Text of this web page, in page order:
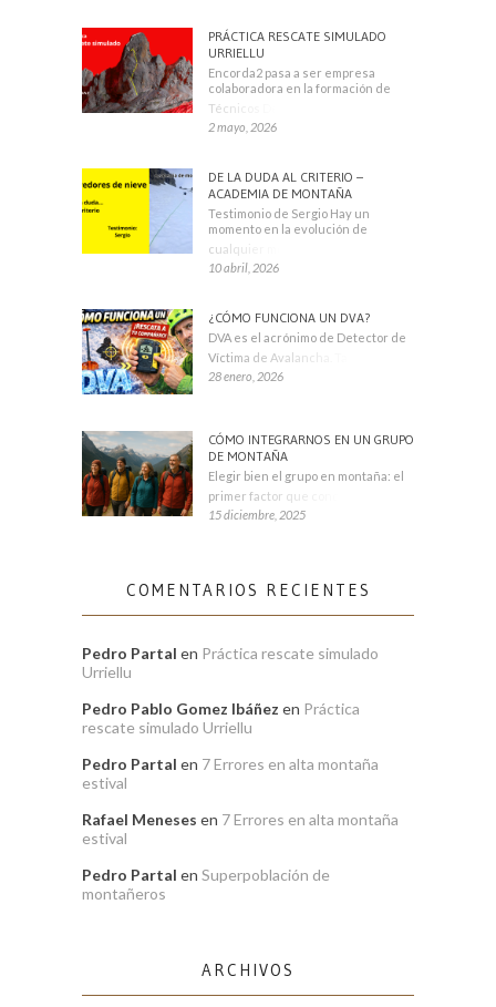
PRÁCTICA RESCATE SIMULADO
URRIELLU
Encorda2 pasa a ser empresa
colaboradora en la formación de
Técnicos Deportivos
2 mayo, 2026
DE LA DUDA AL CRITERIO –
ACADEMIA DE MONTAÑA
Testimonio de Sergio Hay un
momento en la evolución de
cualquier montañero
10 abril, 2026
¿CÓMO FUNCIONA UN DVA?
DVA es el acrónimo de Detector de
Víctima de Avalancha. También se
28 enero, 2026
CÓMO INTEGRARNOS EN UN GRUPO
DE MONTAÑA
Elegir bien el grupo en montaña: el
primer factor que condiciona tu
15 diciembre, 2025
COMENTARIOS RECIENTES
Pedro Partal en Práctica rescate simulado
Urriellu
Pedro Pablo Gomez Ibáñez en Práctica
rescate simulado Urriellu
Pedro Partal en 7 Errores en alta montaña
estival
Rafael Meneses en 7 Errores en alta montaña
estival
Pedro Partal en Superpoblación de
montañeros
ARCHIVOS